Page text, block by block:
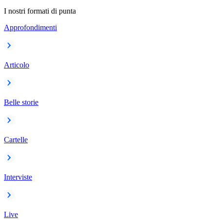
I nostri formati di punta
Approfondimenti
Articolo
Belle storie
Cartelle
Interviste
Live